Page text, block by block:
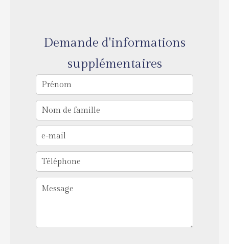
Demande d'informations
supplémentaires